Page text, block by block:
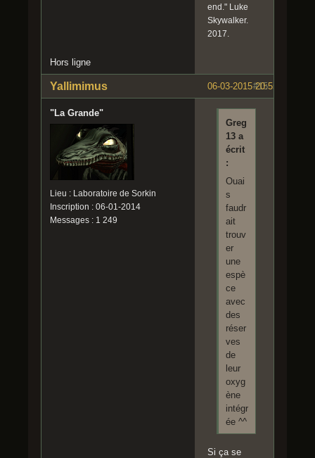
end." Luke
Skywalker.
2017.
Hors ligne
#15
06-03-2015 20:55:48
Yallimimus
"La Grande"
Lieu : Laboratoire de Sorkin
Inscription : 06-01-2014
Messages : 1 249
Greg
13 a
écrit
:
Ouai
s
faudr
ait
trouv
er
une
espè
ce
avec
des
réser
ves
de
leur
oxyg
ène
intégr
ée ^^
Si ça se